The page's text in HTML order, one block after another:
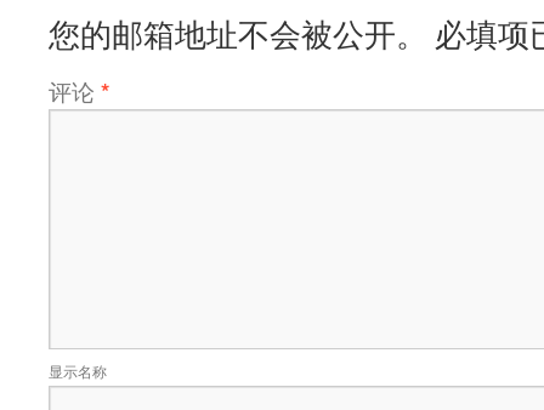
您的邮箱地址不会被公开。 必填项
评论 *
显示名称